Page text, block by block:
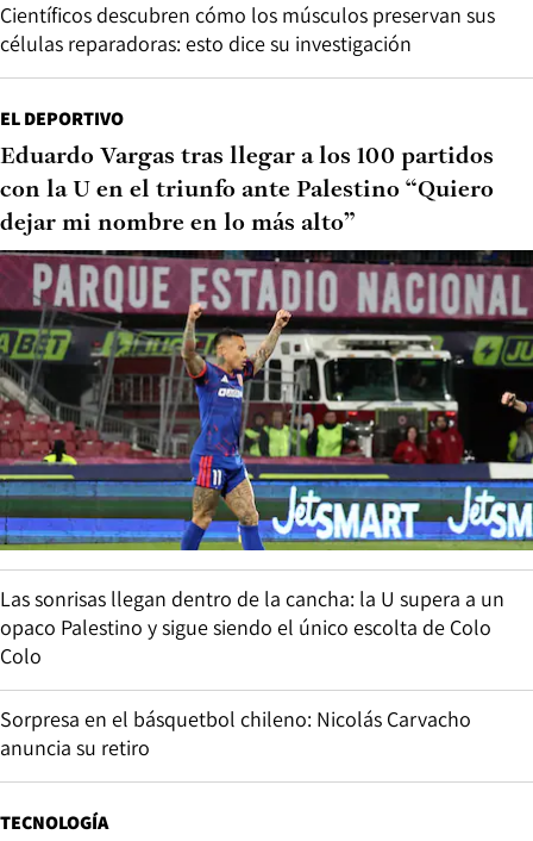
Científicos descubren cómo los músculos preservan sus
células reparadoras: esto dice su investigación
EL DEPORTIVO
Eduardo Vargas tras llegar a los 100 partidos
con la U en el triunfo ante Palestino “Quiero
dejar mi nombre en lo más alto”
Las sonrisas llegan dentro de la cancha: la U supera a un
opaco Palestino y sigue siendo el único escolta de Colo
Colo
Sorpresa en el básquetbol chileno: Nicolás Carvacho
anuncia su retiro
TECNOLOGÍA